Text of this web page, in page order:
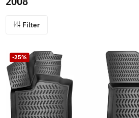
Filter
-25%